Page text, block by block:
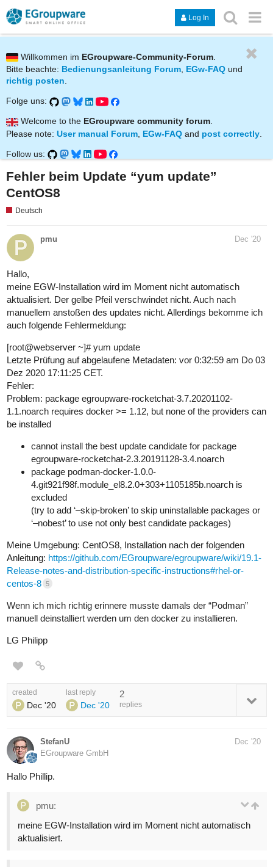
Log In
Willkommen im EGroupware-Community-Forum
Bitte beachte: Bedienungsanleitung Forum, EGw-FAQ und
richtig posten.
Folge uns:
Welcome to the EGroupware community forum.
Please note: User manual Forum EGw-FAQ and post correctly
Follow us:
Fehler beim Update “yum update”
CentOS8
Deutsch
pmu Dec '20
Hallo,
meine EGW-Installation wird im Moment nicht automatisch
aktualisiert. Der gelbe Pfeil verschwindet nicht. Auch nach
manuellem anstoßen des updates nicht. Allerdings bekomme ich
auch folgende Fehlermeldung:
[root@webserver ~]# yum update
Letzte Prüfung auf abgelaufene Metadaten: vor 0:32:59 am Do 03
Dez 2020 17:11:25 CET.
Fehler:
Problem: package egroupware-rocketchat-3.7.20201102-
1.1.noarch requires docker >= 1.12, but none of the providers can
be installed
cannot install the best update candidate for package
egroupware-rocketchat-2.3.20191128-3.4.noarch
package podman-docker-1.0.0-
4.git921f98f.module_el8.2.0+303+1105185b.noarch is
excluded
(try to add ‘–skip-broken’ to skip uninstallable packages or
‘–nobest’ to use not only best candidate packages)
Meine Umgebung: CentOS8, Installation nach der folgenden
Anleitung: https://github.com/EGroupware/egroupware/wiki/19.1-
Release-notes-and-distribution-specific-instructions#rhel-or-
centos-8 5
Wenn ich mich richtig erinnere musste damals der “Podman”
manuell deinstalliert werden um den docker zu installieren.
LG Philipp
created
Dec '20
last reply
Dec '20
2
replies
StefanU
EGroupware GmbH
Dec '20
Hallo Phillip.
pmu:
meine EGW-Installation wird im Moment nicht automatisch
aktualisiert.